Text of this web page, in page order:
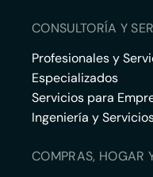
CONSULTORÍA Y
Profesionales y
Especializados
Servicios para
Ingeniería y
COMPRAS, HOGAR